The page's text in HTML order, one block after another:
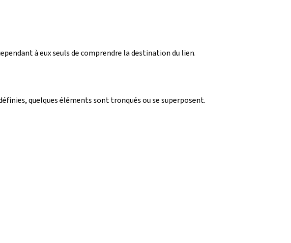
à eux seuls de comprendre la destination du lien.
quelques éléments sont tronqués ou se superposent.